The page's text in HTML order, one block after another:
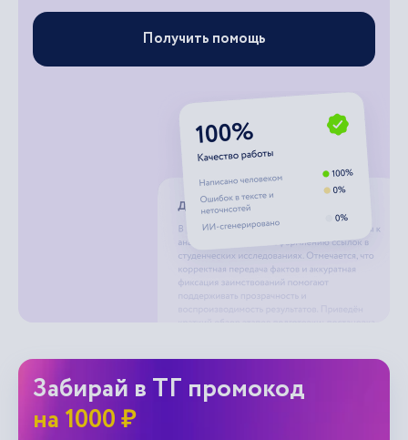
Получить помощь
Забирай в ТГ промокод
на 1000 ₽